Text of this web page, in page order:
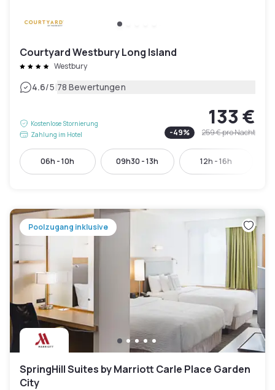
Courtyard Westbury Long Island
Westbury
4.6/5|78 Bewertungen
Kostenlose Stornierung
Zahlung im Hotel
133 €
-49% 259 €pro Nacht
06h - 10h 09h30 - 13h 12h - 16h
Poolzugang inklusive
SpringHill Suites by Marriott Carle Place Garden
City